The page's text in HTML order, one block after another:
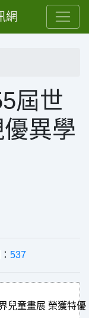
網
屆世
異學
537
兒童畫展 榮獲特優